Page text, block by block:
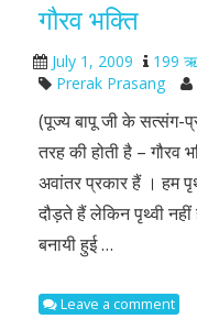
गौरव भक्ति
July 1, 2009
199
Prerak Prasang
(पूज्य बापू जी के सत्संग-
तरह की होती है –
अवांतर प्रकार हैं । हम
दौड़ते हैं लेकिन पृथ्वी नहीं
बनायी हुई …
Leave a comment